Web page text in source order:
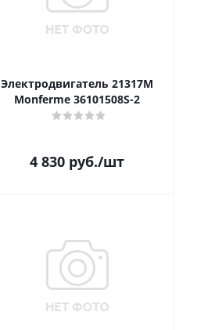
Электродвигатель 21317M
Monferme 36101508S-2
4 830 руб./шт